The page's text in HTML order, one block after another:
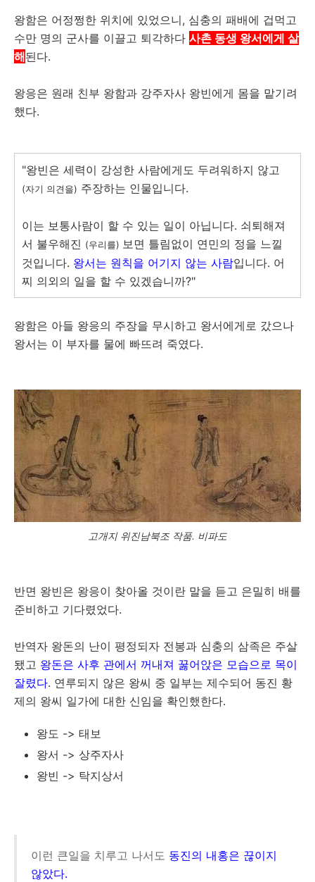
왕함은 어정쩡한 위치에 있었으니, 심충의 패배에 겁먹고
수만 명의 군사를 이끌고 퇴각하다 사촌 동생 왕서에게 살
해된다.
왕응은 원래 친부 왕함과 강주자사 왕빈에게 몸을 맡기려
했다.
"왕빈은 세력이 강성한 사람에게도 두려워하지 않고
(자기 의견을) 주장하는 인물입니다.
이는 보통사람이 할 수 있는 일이 아닙니다. 쇠퇴해져
서 불우해진 (우리를) 보면 틀림없이 연민의 정을 느낄
것입니다. 왕서는 원칙을 어기지 않는 사람입니다. 어
찌 의외의 일을 할 수 있겠습니까?"
왕함은 아들 왕응의 주장을 무시하고 왕서에게로 갔으나
왕서는 이 부자를 물에 빠뜨려 죽였다.
고개지 위진남북조 작품. 비파도
반면 왕빈은 왕응이 찾아올 것이란 말을 듣고 은밀히 배를
준비하고 기다렸었다.
반역자 왕돈의 난이 평정되자 전봉과 심충의 삼족은 주살
됐고 왕돈은 사후 관에서 꺼내져 꿇어앉은 모습으로 목이
잘렸다. 연루되지 않은 왕씨 중 일부는 제수되어 동진 황
제의 왕씨 일가에 대한 신임을 확인했한다.
왕도 -> 태보
왕서 -> 상주자사
왕빈 -> 탁지상서
이런 큰일을 치루고 나서도 동진의 내홍은 끊이지
않았다.